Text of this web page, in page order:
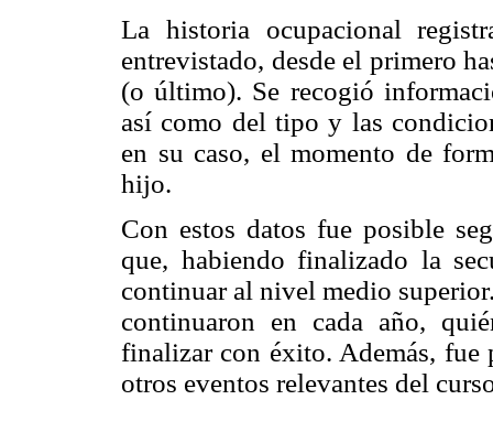
La historia ocupacional
entrevistado, desde el primero
(o último). Se recogió
así como del tipo y las
en su caso, el momento de
hijo.
Con estos datos fue posible
que, habiendo finalizado la
continuar al nivel medio
continuaron en cada año,
finalizar con éxito. Además, fue
otros eventos relevantes del